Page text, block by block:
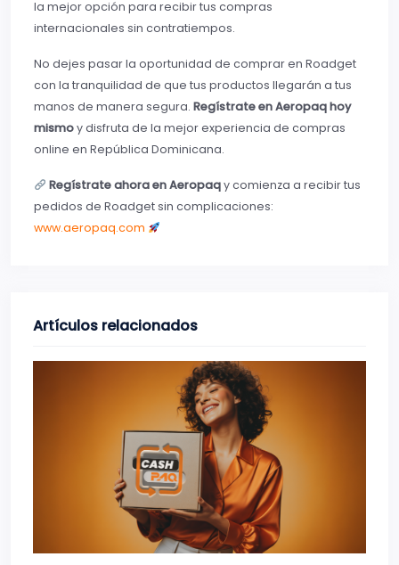
la mejor opción para recibir tus compras
internacionales sin contratiempos.
No dejes pasar la oportunidad de comprar en Roadget
con la tranquilidad de que tus productos llegarán a tus
manos de manera segura. Regístrate en Aeropaq hoy
mismoy disfruta de la mejor experiencia de compras
online en República Dominicana.
Regístrate ahora en Aeropaqy comienza a recibir tus
pedidos de Roadget sin complicaciones:
www.aeropaq.com
Artículos relacionados